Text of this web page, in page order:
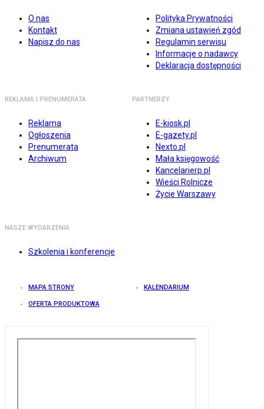
O nas
Kontakt
Napisz do nas
Polityka Prywatności
Zmiana ustawień zgód
Regulamin serwisu
Informacje o nadawcy
Deklaracja dostępności
REKLAMA I PRENUMERATA
Reklama
Ogłoszenia
Prenumerata
Archiwum
PARTNERZY
E-kiosk.pl
E-gazety.pl
Nexto.pl
Mała księgowość
Kancelarierp.pl
Wieści Rolnicze
Życie Warszawy
NASZE WYDARZENIA
Szkolenia i konferencje
MAPA STRONY KALENDARIUM
OFERTA PRODUKTOWA